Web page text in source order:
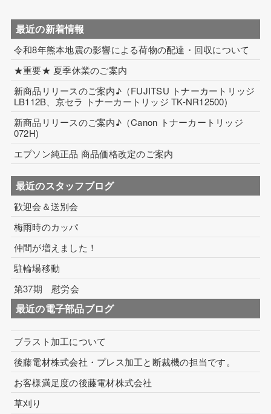
最近の新着情報
令和8年熊本地震の影響による荷物の配達・回収について
★重要★ 夏季休業のご案内
新商品リリースのご案内♪（FUJITSU トナーカートリッジ
LB112B、京セラ トナーカートリッジ TK-NR12500)
新商品リリースのご案内♪（Canon トナーカートリッジ
072H)
エプソン純正品 商品価格改定のご案内
最近のスタッフブログ
歓迎会＆送別会
梅雨時のカッパ
仲間が増えました！
駐輪場移動
第37期 慰労会
最近の電子部品ブログ
ブラスト加工について
後藤電材株式会社・プレス加工と断裁機の担当です。
お客様満足度の後藤電材株式会社
草刈り